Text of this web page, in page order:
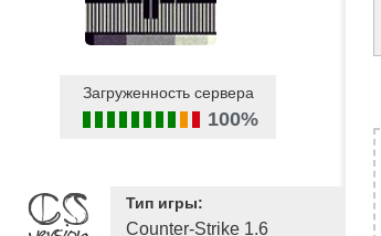
Загруженность сервера
100%
Тип игры:
Counter-Strike 1.6